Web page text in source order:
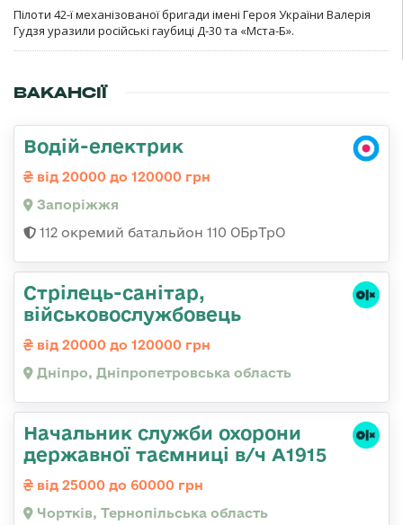
Пілоти 42-ї механізованої бригади імені Героя України Валерія
Гудзя уразили російські гаубиці Д-30 та «Мста-Б».
ВАКАНСІЇ
Водій-електрик
від 20000 до 120000 грн
Запоріжжя
112 окремий батальйон 110 ОБрТрО
Стрілець-санітар,
військовослужбовець
від 20000 до 120000 грн
Дніпро, Дніпропетровська область
Начальник служби охорони
державної таємниці в/ч А1915
від 25000 до 60000 грн
Чортків, Тернопільська область